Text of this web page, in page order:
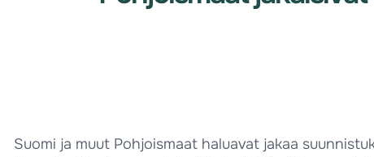
Suomi ja muut Pohjoismaat haluavat jakaa